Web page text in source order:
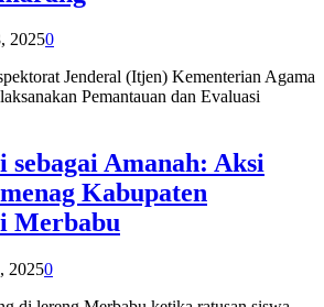
20250
Jenderal (Itjen) Kementerian Agama
Pemantauan dan Evaluasi
sebagai Amanah: Aksi
Kabupaten
Merbabu
20250